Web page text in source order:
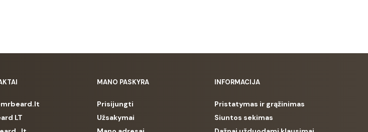
LT
MANO PASKYRA
Prisijungti
Užsakymai
INFORMACIJA
Pristatymas ir grąžinimas
Siuntos sekimas